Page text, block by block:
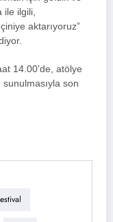
ile ilgili,
aktarıyoruz”
14.00’de, atölye
son